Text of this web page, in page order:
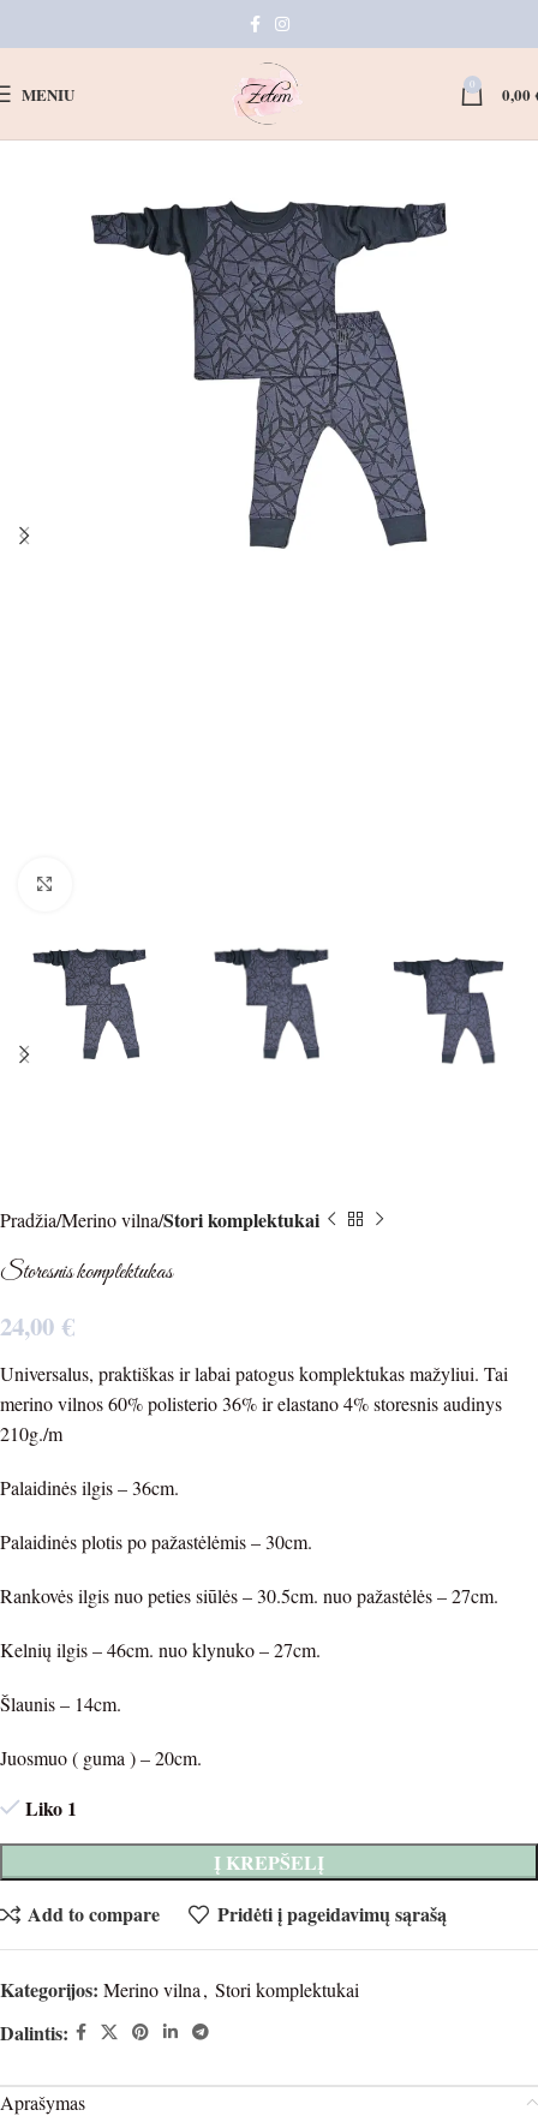
MENIU 0 0,00
Pradžia Merino vilna Stori komplektukai
Storesnis komplektukas
24,00€
Universalus, praktiškas ir labai patogus komplektukas mažyliui. Tai
merino vilnos 60% polisterio 36% ir elastano 4% storesnis audinys
210g./m
Palaidinės ilgis – 36cm.
Palaidinės plotis po pažastėlėmis – 30cm.
Rankovės ilgis nuo peties siūlės – 30.5cm. nuo pažastėlės – 27cm.
Kelnių ilgis – 46cm. nuo klynuko – 27cm.
Šlaunis – 14cm.
Juosmuo ( guma ) – 20cm.
Liko 1
Į KREPŠELĮ
Add to compare
Pridėti į pageidavimų sąrašą
Kategorijos: Merino vilna, Stori komplektukai
Dalintis:
Aprašymas